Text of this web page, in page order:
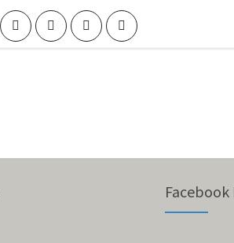
Facebook